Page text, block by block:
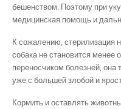
бешенством. Поэтому при
медицинская помощь и
К сожалению, стерилизация
собака не становится менее
переносчиком болезней, она
уже с большей злобой и
Кормить и оставлять